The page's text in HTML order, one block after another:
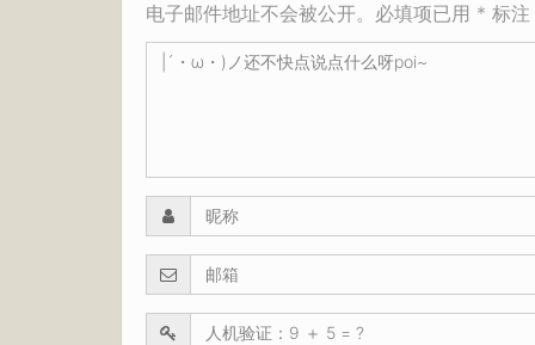
电子邮件地址不会被公开。必填项已用 * 标注